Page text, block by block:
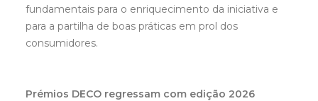
fundamentais para o enriquecimento da iniciativa e
para a partilha de boas práticas em prol dos
consumidores.
Prémios DECO regressam com edição 2026